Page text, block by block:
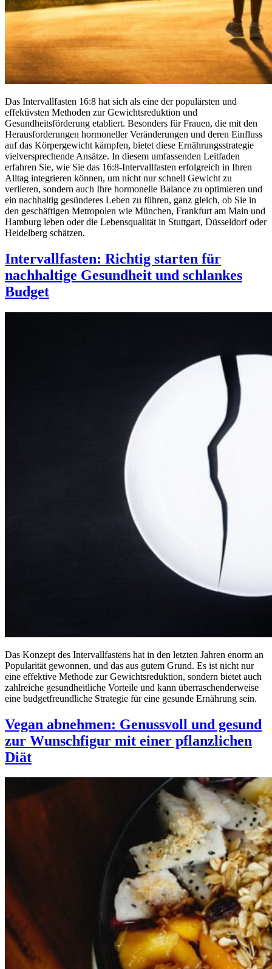
Das Intervallfasten 16:8 hat sich als eine der populärsten und
effektivsten Methoden zur Gewichtsreduktion und
Gesundheitsförderung etabliert. Besonders für Frauen, die mit den
Herausforderungen hormoneller Veränderungen und deren Einfluss
auf das Körpergewicht kämpfen, bietet diese Ernährungsstrategie
vielversprechende Ansätze. In diesem umfassenden Leitfaden
erfahren Sie, wie Sie das 16:8-Intervallfasten erfolgreich in Ihren
Alltag integrieren können, um nicht nur schnell Gewicht zu
verlieren, sondern auch Ihre hormonelle Balance zu optimieren und
ein nachhaltig gesünderes Leben zu führen, ganz gleich, ob Sie in
den geschäftigen Metropolen wie München, Frankfurt am Main und
Hamburg leben oder die Lebensqualität in Stuttgart, Düsseldorf oder
Heidelberg schätzen.
Intervallfasten: Richtig starten für
nachhaltige Gesundheit und schlankes
Budget
Das Konzept des Intervallfastens hat in den letzten Jahren enorm an
Popularität gewonnen, und das aus gutem Grund. Es ist nicht nur
eine effektive Methode zur Gewichtsreduktion, sondern bietet auch
zahlreiche gesundheitliche Vorteile und kann überraschenderweise
eine budgetfreundliche Strategie für eine gesunde Ernährung sein.
Vegan abnehmen: Genussvoll und gesund
zur Wunschfigur mit einer pflanzlichen
Diät